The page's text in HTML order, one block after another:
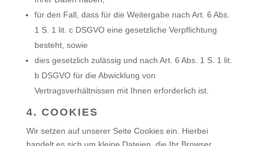
für den Fall, dass für die Weitergabe nach Art. 6 Abs.
1 S. 1 lit. c DSGVO eine gesetzliche Verpflichtung
besteht, sowie
dies gesetzlich zulässig und nach Art. 6 Abs. 1 S. 1 lit.
b DSGVO für die Abwicklung von
Vertragsverhältnissen mit Ihnen erforderlich ist.
4. COOKIES
Wir setzen auf unserer Seite Cookies ein. Hierbei
handelt es sich um kleine Dateien, die Ihr Browser